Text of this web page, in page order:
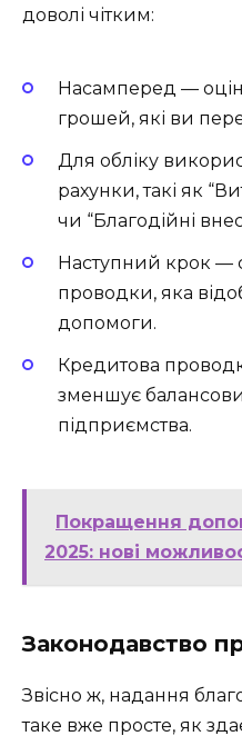
доволі чітким:
Насамперед —
грошей, які ви
Для обліку
рахунки, такі як
чи “Благодійні
Наступний крок —
проводки, яка
допомоги.
Кредитова
зменшує
підприємства.
Покращення
2025: нові
Законодавство
Звісно ж, надання
таке вже просте, як